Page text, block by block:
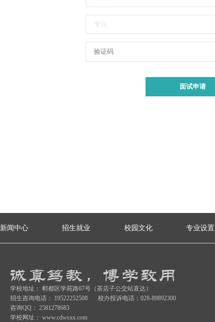
面试申请
新闻中心 招生就业 校园文化 专业设置
学校地址： 郫都区学苑路67号（茶店子公交站直达）
招生咨询电话： 19522252508
校办投诉电话：028-89892300
咨询QQ： 2581278683
学校网址： www.cdwsxx.com